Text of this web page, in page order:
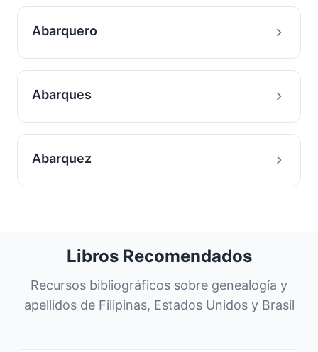
Abarquero
Abarques
Abarquez
Libros Recomendados
Recursos bibliográficos sobre genealogía y
apellidos de Filipinas, Estados Unidos y Brasil